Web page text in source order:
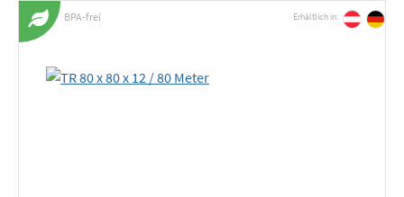
BPA-frei Erhältlich in: